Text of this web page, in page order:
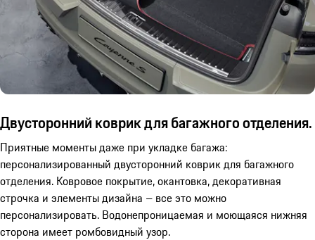
Двусторонний коврик для багажного отделения.
Приятные моменты даже при укладке багажа:
персонализированный двусторонний коврик для багажного
отделения. Ковровое покрытие, окантовка, декоративная
строчка и элементы дизайна – все это можно
персонализировать. Водонепроницаемая и моющаяся нижняя
сторона имеет ромбовидный узор.